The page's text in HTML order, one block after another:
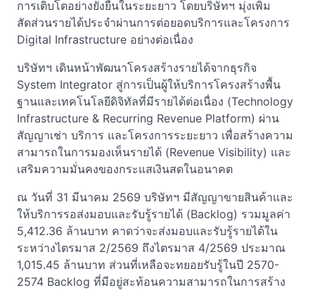
การเติบโตอย่างยั่งยืนในระยะยาว โดยบริษัทฯ มุ่งเพิ่ม
สัดส่วนรายได้ประจำผ่านการต่อยอดบริการและโครงการ
Digital Infrastructure อย่างต่อเนื่อง
บริษัทฯ เดินหน้าพัฒนาโครงสร้างรายได้จากธุรกิจ
System Integrator สู่การเป็นผู้ให้บริการโครงสร้างพื้น
ฐานและเทคโนโลยีดิจิทัลที่มีรายได้ต่อเนื่อง (Technology
Infrastructure & Recurring Revenue Platform) ผ่าน
สัญญาเช่า บริการ และโครงการระยะยาว เพื่อสร้างความ
สามารถในการมองเห็นรายได้ (Revenue Visibility) และ
เสริมความมั่นคงของกระแสเงินสดในอนาคต
ณ วันที่ 31 มีนาคม 2569 บริษัทฯ มีสัญญาขายสินค้าและ
ให้บริการรอส่งมอบและรับรู้รายได้ (Backlog) รวมมูลค่า
5,412.36 ล้านบาท คาดว่าจะส่งมอบและรับรู้รายได้ใน
ระหว่างไตรมาส 2/2569 ถึงไตรมาส 4/2569 ประมาณ
1,015.45 ล้านบาท ส่วนที่เหลือจะทยอยรับรู้ในปี 2570-
2574 Backlog ที่มีอยู่สะท้อนความสามารถในการสร้าง